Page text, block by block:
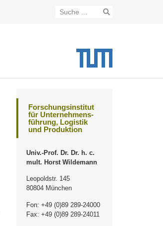
Forschungsinstitut
für Unternehmens-
führung, Logistik
und Produktion
Univ.-Prof. Dr. Dr. h. c.
mult. Horst Wildemann
Leopoldstr. 145
80804 München
Fon: +49 (0)89 289-24000
Fax: +49 (0)89 289-24011